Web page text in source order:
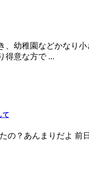
、幼稚園などかなり
得意な方で ...
て
の？あんまりだよ 前